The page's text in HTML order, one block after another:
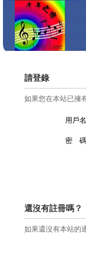
請登錄
如果您在本站已擁
用戶名
密 碼
還沒有註冊嗎？
如果還沒有本站的